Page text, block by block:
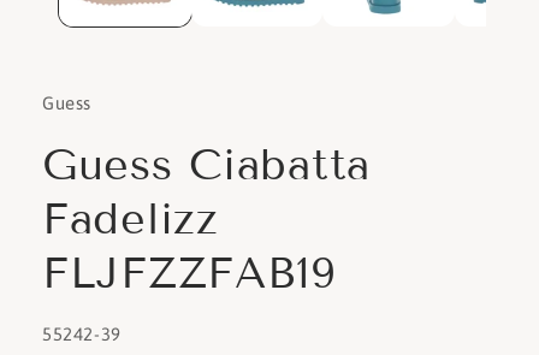
Guess
Guess Ciabatta
Fadelizz
FLJFZZFAB19
SKU:
55242-39